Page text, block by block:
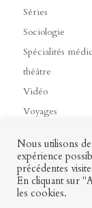
Séries
Sociologie
Spécialités
théâtre
Vidéo
Voyages
Contact
Nous utilisons
expérience
précédentes
En cliquant sur
les cookies.